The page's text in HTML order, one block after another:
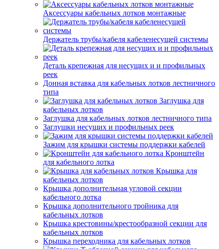
Аксессуары кабельных лотков монтажные
Держатель трубы/кабеля кабеленесущей системы
Деталь крепежная для несущих и и профильных
реек
Донная вставка для кабельных лотков лестничного
типа
Заглушка для
кабельных лотков
Заглушка для кабельных лотков лестничного типа
Заглушки несущих и профильных реек
Зажим для крышки системы поддержки кабелей
Кронштейн
для кабельного лотка
Крышка для
кабельных лотков
Крышка дополнительная угловой секции
кабельного лотка
Крышка дополнительного тройника для
кабельных лотков
Крышка крестовины/крестообразной секции для
кабельных лотков
Крышка переходника для кабельных лотков